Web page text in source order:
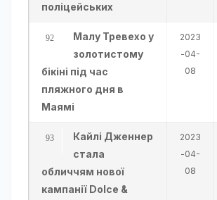
поліцейських
Малу Тревехо у
золотистому
бікіні під час
пляжного дня в
Маямі
2023
-04-
08
Кайлі Дженнер
стала
обличчям нової
кампанії Dolce &
2023
-04-
08